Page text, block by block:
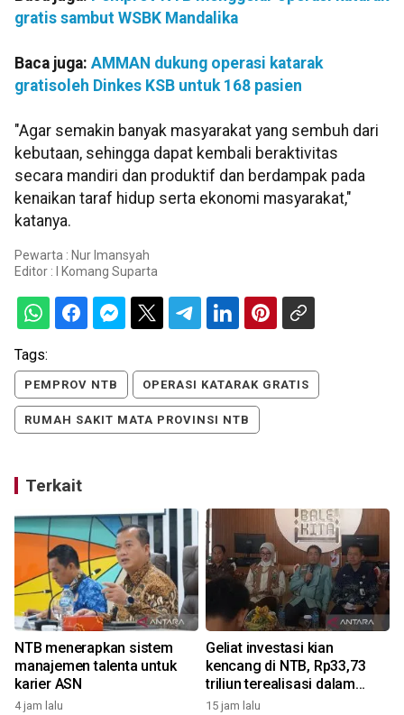
gratis sambut WSBK Mandalika
Baca juga: AMMAN dukung operasi katarak
gratisoleh Dinkes KSB untuk 168 pasien
"Agar semakin banyak masyarakat yang sembuh dari
kebutaan, sehingga dapat kembali beraktivitas
secara mandiri dan produktif dan berdampak pada
kenaikan taraf hidup serta ekonomi masyarakat,"
katanya.
Pewarta : Nur Imansyah
Editor :
I Komang Suparta
Tags:
PEMPROV NTB OPERASI KATARAK GRATIS
RUMAH SAKIT MATA PROVINSI NTB
Terkait
NTB menerapkan sistem
manajemen talenta untuk
karier ASN
4 jam lalu
Geliat investasi kian
kencang di NTB, Rp33,73
triliun terealisasi dalam
enam bulan
15 jam lalu